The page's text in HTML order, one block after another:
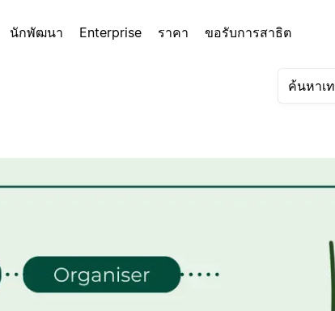
นักพัฒนา Enterprise ราคา ขอรับการสาธิต